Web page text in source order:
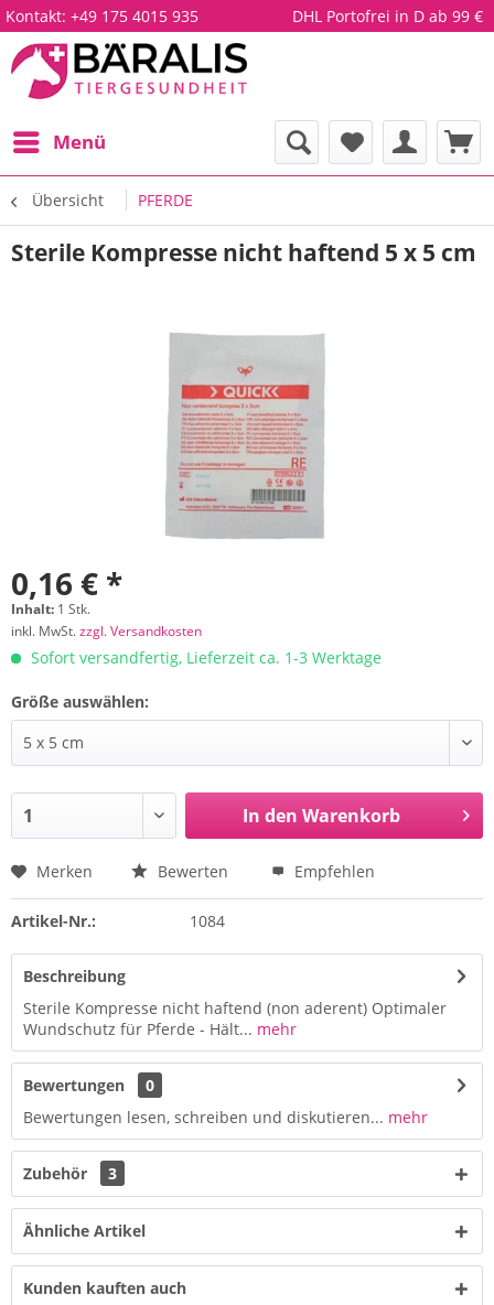
Kontakt: +49 175 4015 935 DHL Portofrei in D ab 99 €
Menü
Übersicht PFERDE
Sterile Kompresse nicht haftend 5 x 5 cm
0,16 € *
Inhalt: 1 Stk.
inkl. MwSt.zzgl. Versandkosten
Sofort versandfertig, Lieferzeit ca. 1-3 Werktage
Größe auswählen:
In den Warenkorb
Merken Bewerten Empfehlen
Artikel-Nr.: 1084
Beschreibung
Sterile Kompresse nicht haftend (non aderent) Optimaler
Wundschutz für Pferde - Hält... mehr
Bewertungen
0
Bewertungen lesen, schreiben und diskutieren... mehr
Zubehör 3
Ähnliche Artikel
Kunden kauften auch